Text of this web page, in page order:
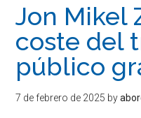
Jon Mikel
coste del
público
7 de febrero de 2025 by